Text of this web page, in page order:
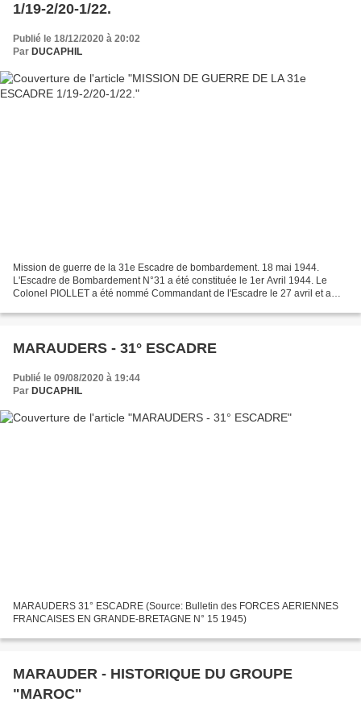
1/19-2/20-1/22.
Publié le 18/12/2020 à 20:02
Par DUCAPHIL
Mission de guerre de la 31e Escadre de bombardement. 18 mai 1944.
L'Escadre de Bombardement N°31 a été constituée le 1er Avril 1944. Le
Colonel PIOLLET a été nommé Commandant de l'Escadre le 27 avril et a
MARAUDERS - 31° ESCADRE
Publié le 09/08/2020 à 19:44
Par DUCAPHIL
MARAUDERS 31° ESCADRE (Source: Bulletin des FORCES AERIENNES
FRANCAISES EN GRANDE-BRETAGNE N° 15 1945)
MARAUDER - HISTORIQUE DU GROUPE
"MAROC"